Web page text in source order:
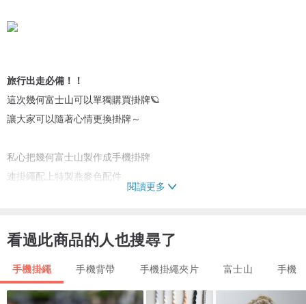
旅行出走必備！！
這次幾何富士山可以單獨購買掛牌🪐
讓大家可以隨著心情更換掛牌～
私心把幾何富士山製作成手機掛牌
連掛繩配上特製燕麥色配件
讓大家解放雙手，帶著富士山一起出走 ～❤️
｜手機掛牌由專業設計團隊多次測試及分析，承載各手機重量絕對
OK！｜
CITYBOY & CITYGIRL 出走必用！！ 戶外活動OK！！
閱讀更多
看過此商品的人也搜尋了
手機掛繩 手機背帶 手機掛繩夾片 富士山 手機